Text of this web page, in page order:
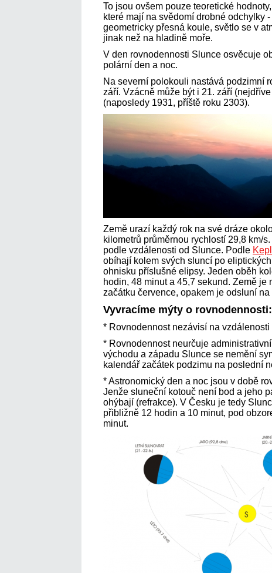
To jsou ovšem pouze teoretické
které mají na svědomí drobné odchylky
geometricky přesná koule, světlo se v
jinak než na hladině moře.
V den rovnodennosti Slunce osvěcuje
polární den a noc.
Na severní polokouli nastává podzimní
září. Vzácně může být i 21. září
(naposledy 1931, příště roku 2303).
Země urazí každý rok na své dráze
kilometrů průměrnou rychlostí 29,8 km/
podle vzdálenosti od Slunce. Podle
obíhají kolem svých sluncí po
ohnisku příslušné elipsy. Jeden oběh
hodin, 48 minut a 45,7 sekund. Země
začátku července, opakem je odsluní
Vyvracíme mýty o rovnodennosti:
* Rovnodennost nezávisí na
* Rovnodennost neurčuje
východu a západu Slunce se nemění
kalendář začátek podzimu na poslední
* Astronomický den a noc jsou v době
Jenže sluneční kotouč není bod a jeho
ohýbají (refrakce). V Česku je tedy
přibližně 12 hodin a 10 minut, pod
minut.